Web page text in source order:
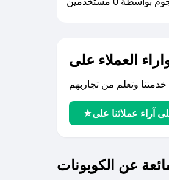
عن الكوبونات